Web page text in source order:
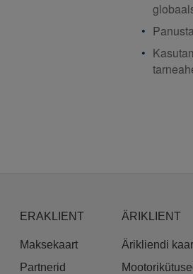
ERAKLIENT
Maksekaart
Partnerid
ÄRIKLIENT
Ärikliendi